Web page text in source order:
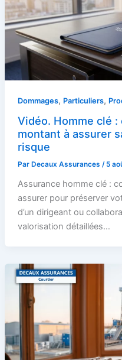
Dommages, Particuliers,
Vidéo. Homme clé
montant à assurer
risque
Par Decaux Assurances / 5
Assurance homme clé :
assurer pour préserver
d’un dirigeant ou
valorisation détaillées…